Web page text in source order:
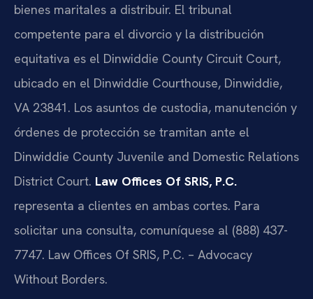
bienes maritales a distribuir. El tribunal
competente para el divorcio y la distribución
equitativa es el Dinwiddie County Circuit Court,
ubicado en el Dinwiddie Courthouse, Dinwiddie,
VA 23841. Los asuntos de custodia, manutención y
órdenes de protección se tramitan ante el
Dinwiddie County Juvenile and Domestic Relations
District Court. Law Offices Of SRIS, P.C.
representa a clientes en ambas cortes. Para
solicitar una consulta, comuníquese al (888) 437-
7747. Law Offices Of SRIS, P.C. – Advocacy
Without Borders.